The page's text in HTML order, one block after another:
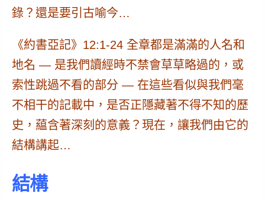
錄？還是要引古喻今…
《約書亞記》 12:1-24 全章都是滿滿的人名和
地名 — 是我們讀經時不禁會草草略過的，或
索性跳過不看的部分 — 在這些看似與我們毫
不相干的記載中， 是否正隱藏著不得不知的歷
史，藴含著深刻的意義？ 現在，讓我們由它的
結構講起…
結構